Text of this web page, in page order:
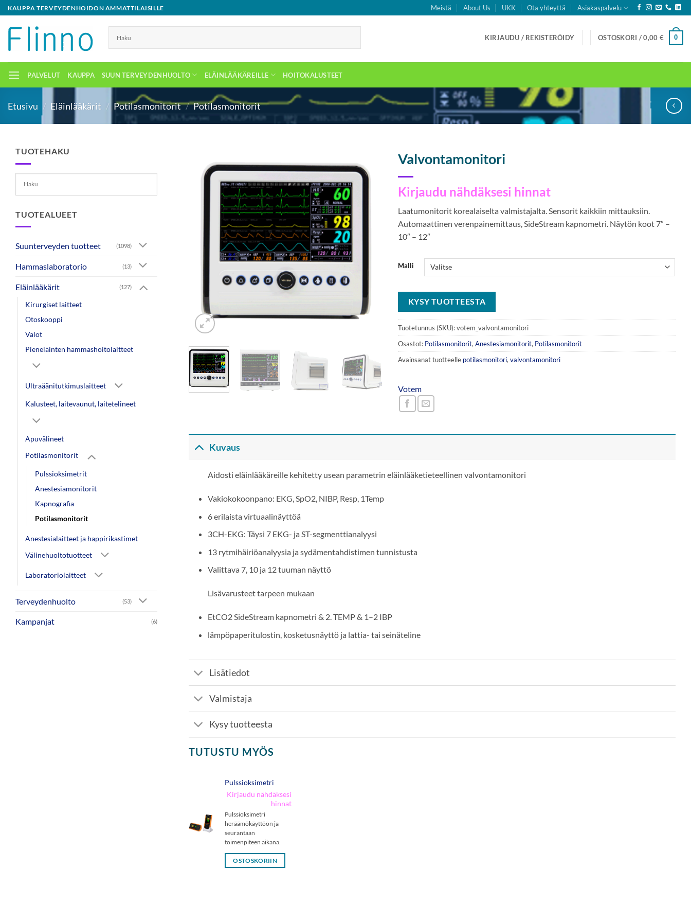
Skip
to
content
KAUPPA TERVEYDENHOIDON AMMATTILAISILLE Meistä About Us UKK Ota yhteyttä Asiakaspalvelu
KIRJAUDU / REKISTERÖIDY OSTOSKORI /0,00 € 0
PALVELUT KAUPPA SUUN TERVEYDENHUOLTO ELÄINLÄÄKÄREILLE HOITOKALUSTEET
Etusivu / Eläinlääkärit / Potilasmonitorit / Potilasmonitorit
TUOTEHAKU
TUOTEALUEET
Suunterveyden tuotteet (1098)
Hammaslaboratorio (13)
Eläinlääkärit (127)
Kirurgiset laitteet
Otoskooppi
Valot
Pieneläinten hammashoitolaitteet
Ultraäänitutkimuslaitteet
Kalusteet, laitevaunut, laitetelineet
Apuvälineet
Potilasmonitorit
Pulssioksimetrit
Anestesiamonitorit
Kapnografia
Potilasmonitorit
Anestesialaitteet ja happirikastimet
Välinehuoltotuotteet
Laboratoriolaitteet
Terveydenhuolto (53)
Kampanjat (6)
Valvontamonitori
Kirjaudu nähdäksesi hinnat
Laatumonitorit korealaiselta valmistajalta. Sensorit kaikkiin mittauksiin.
Automaattinen verenpainemittaus, SideStream kapnometri. Näytön koot 7″ –
10″ – 12″
Malli
KYSY TUOTTEESTA
Tuotetunnus (SKU):votem_valvontamonitori
Osastot: Potilasmonitorit,Anestesiamonitorit, Potilasmonitorit
Avainsanat tuotteelle potilasmonitori,valvontamonitori
Votem
Kuvaus
Aidosti eläinlääkäreille kehitetty usean parametrin eläinlääketieteellinen valvontamonitori
Vakiokokoonpano: EKG, SpO2, NIBP, Resp, 1Temp
6 erilaista virtuaalinäyttöä
3CH-EKG: Täysi 7 EKG- ja ST-segmenttianalyysi
13 rytmihäiriöanalyysia ja sydämentahdistimen tunnistusta
Valittava 7, 10 ja 12 tuuman näyttö
Lisävarusteet tarpeen mukaan
EtCO2 SideStream kapnometri & 2. TEMP & 1–2 IBP
lämpöpaperitulostin, kosketusnäyttö ja lattia- tai seinäteline
Lisätiedot
Valmistaja
Kysy tuotteesta
TUTUSTU MYÖS
Pulssioksimetri
Kirjaudu nähdäksesi
hinnat
Pulssioksimetri
heräämökäyttöön ja
seurantaan
toimenpiteen aikana.
OSTOSKORIIN